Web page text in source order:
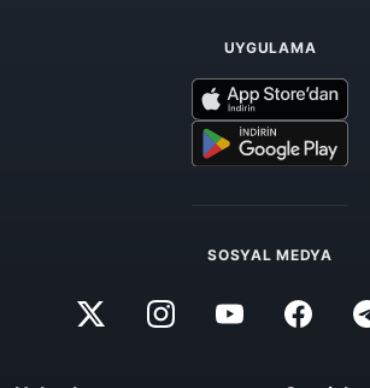
UYGULAMA
SOSYAL MEDYA